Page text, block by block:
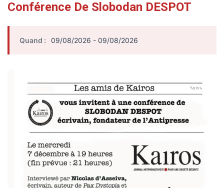
Conférence De Slobodan DESPOT
Quand : 09/08/2026 - 09/08/2026